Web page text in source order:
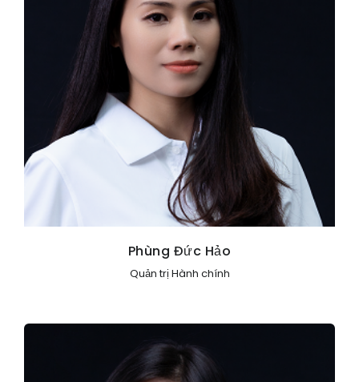
Phùng Đức Hảo
Quản trị Hành chính